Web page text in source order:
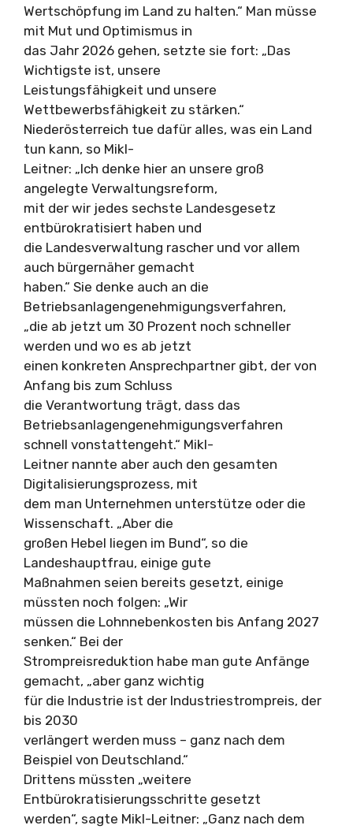
Wertschöpfung im Land zu halten.“ Man müsse
mit Mut und Optimismus in
das Jahr 2026 gehen, setzte sie fort: „Das
Wichtigste ist, unsere
Leistungsfähigkeit und unsere
Wettbewerbsfähigkeit zu stärken.“
Niederösterreich tue dafür alles, was ein Land
tun kann, so Mikl-
Leitner: „Ich denke hier an unsere groß
angelegte Verwaltungsreform,
mit der wir jedes sechste Landesgesetz
entbürokratisiert haben und
die Landesverwaltung rascher und vor allem
auch bürgernäher gemacht
haben.“ Sie denke auch an die
Betriebsanlagengenehmigungsverfahren,
„die ab jetzt um 30 Prozent noch schneller
werden und wo es ab jetzt
einen konkreten Ansprechpartner gibt, der von
Anfang bis zum Schluss
die Verantwortung trägt, dass das
Betriebsanlagengenehmigungsverfahren
schnell vonstattengeht.“ Mikl-
Leitner nannte aber auch den gesamten
Digitalisierungsprozess, mit
dem man Unternehmen unterstütze oder die
Wissenschaft. „Aber die
großen Hebel liegen im Bund“, so die
Landeshauptfrau, einige gute
Maßnahmen seien bereits gesetzt, einige
müssten noch folgen: „Wir
müssen die Lohnnebenkosten bis Anfang 2027
senken.“ Bei der
Strompreisreduktion habe man gute Anfänge
gemacht, „aber ganz wichtig
für die Industrie ist der Industriestrompreis, der
bis 2030
verlängert werden muss – ganz nach dem
Beispiel von Deutschland.“
Drittens müssten „weitere
Entbürokratisierungsschritte gesetzt
werden“, sagte Mikl-Leitner: „Ganz nach dem